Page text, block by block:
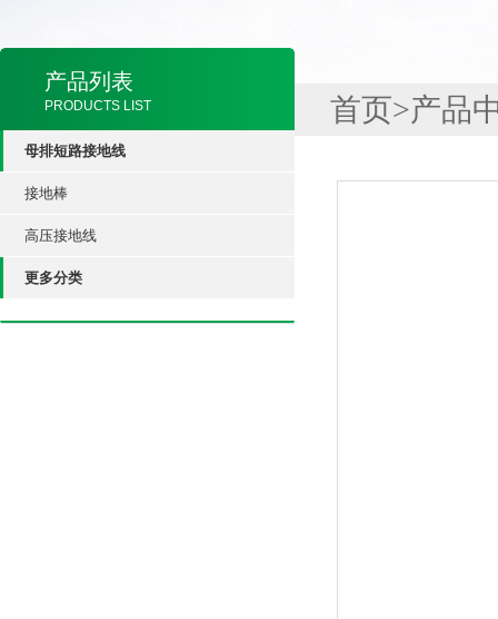
产品列表
PRODUCTS LIST
母排短路接地线
接地棒
高压接地线
更多分类
首页>产品